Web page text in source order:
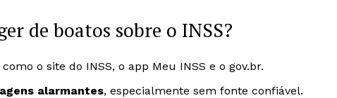
de boatos sobre o INSS?
como o site do INSS, o app Meu INSS e o gov.br.
alarmantes, especialmente sem fonte confiável.